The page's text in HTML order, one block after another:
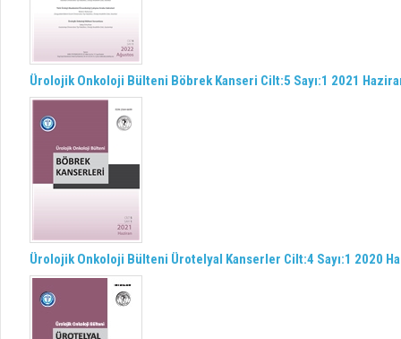
Ürolojik Onkoloji Bülteni Böbrek Kanseri Cilt:5 Sayı:1 2021
Ürolojik Onkoloji Bülteni Ürotelyal Kanserler Cilt:4 Sayı:1 2020